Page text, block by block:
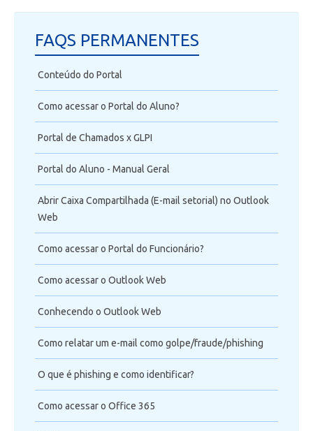
FAQS PERMANENTES
Conteúdo do Portal
Como acessar o Portal do Aluno?
Portal de Chamados x GLPI
Portal do Aluno - Manual Geral
Abrir Caixa Compartilhada (E-mail setorial) no Outlook
Web
Como acessar o Portal do Funcionário?
Como acessar o Outlook Web
Conhecendo o Outlook Web
Como relatar um e-mail como golpe/fraude/phishing
O que é phishing e como identificar?
Como acessar o Office 365